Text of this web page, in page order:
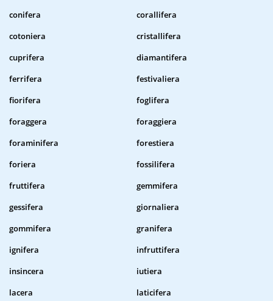
conifera
corallifera
cotoniera
cristallifera
cuprifera
diamantifera
ferrifera
festivaliera
fiorifera
foglifera
foraggera
foraggiera
foraminifera
forestiera
foriera
fossilifera
fruttifera
gemmifera
gessifera
giornaliera
gommifera
granifera
ignifera
infruttifera
insincera
iutiera
lacera
laticifera